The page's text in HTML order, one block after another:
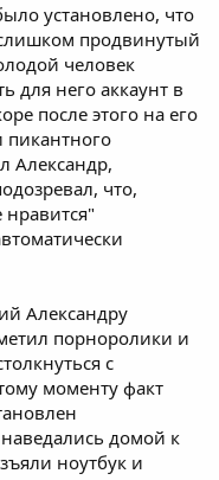
установлено, что
продвинутый
человек
для него аккаунт в
после этого на его
пикантного
Александр,
что,
Александру
порноролики и
с
моменту факт
домой к
ноутбук и